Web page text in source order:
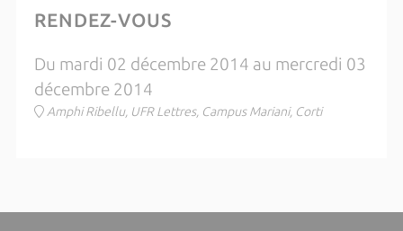
RENDEZ-VOUS
Du mardi 02 décembre 2014 au mercredi 03
décembre 2014
Amphi Ribellu, UFR Lettres, Campus Mariani, Corti